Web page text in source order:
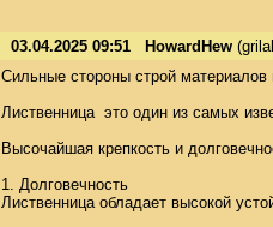
03.04.2025 09:51 HowardHew
Сильные стороны строй
Лиственница  это один из самых
Высочайшая крепкость и
1. Долговечность
Лиственница обладает высокой